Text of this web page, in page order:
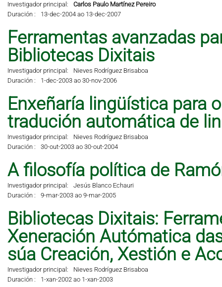
Investigador principal:
Carlos Paulo Martínez Pereiro
Duración :
13-dec-2004 ao 13-dec-2007
Ferramentas avanzadas
Bibliotecas Dixitais
Investigador principal:
Nieves Rodríguez Brisaboa
Duración :
1-dec-2003 ao 30-nov-2006
Enxeñaría lingüística para
tradución automática de
Investigador principal:
Nieves Rodríguez Brisaboa
Duración :
30-out-2003 ao 30-out-2004
A filosofía política de
Investigador principal:
Jesús Blanco Echauri
Duración :
9-mar-2003 ao 9-mar-2005
Bibliotecas Dixitais:
Xeneración Autómatica
súa Creación, Xestión e
Investigador principal:
Nieves Rodríguez Brisaboa
Duración :
1-xan-2002 ao 1-xan-2003